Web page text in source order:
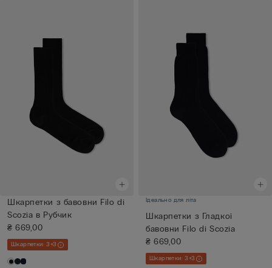
Шкарпетки з бавовни Filo di
Scozia в Рубчик
₴ 669,00
Шкарпетки: 3+3
Ідеально для літа
Шкарпетки з Гладкої
бавовни Filo di Scozia
₴ 669,00
Шкарпетки: 3+3